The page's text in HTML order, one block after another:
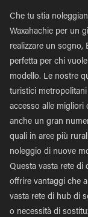
Che tu stia
Waxahachie per un
realizzare un sogno,
perfetta per chi
modello. Le nostre
turistici
accesso alle migliori
anche un gran
quali in aree più
noleggio di nuove
Questa vasta rete di
offrire vantaggi che
vasta rete di hub di
o necessità di